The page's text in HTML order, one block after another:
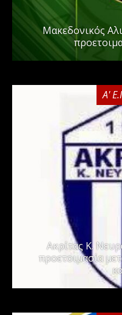
Μακεδονικός
Α'
Ακρίτας Κ.
προετοιμασία